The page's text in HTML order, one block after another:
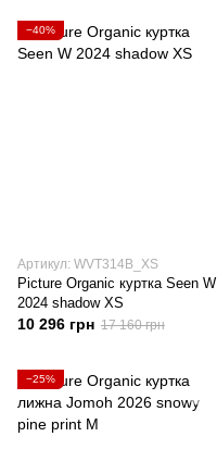
−40%
Артикул: WVT314B_XS
Picture Organic куртка Seen W
2024 shadow XS
10 296 грн 17 160 грн
−25%